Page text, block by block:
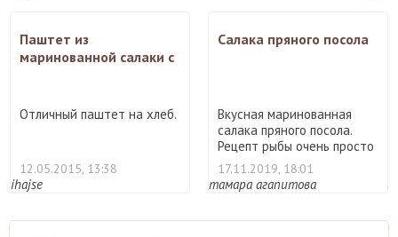
Паштет из
маринованной салаки с
Отличный паштет на хлеб.
12.05.2015, 13:38
ihajse
Салака пряного посола
Вкусная маринованная
салака пряного посола.
Рецепт рыбы очень просто
...
17.11.2019, 18:01
тамара агапитова